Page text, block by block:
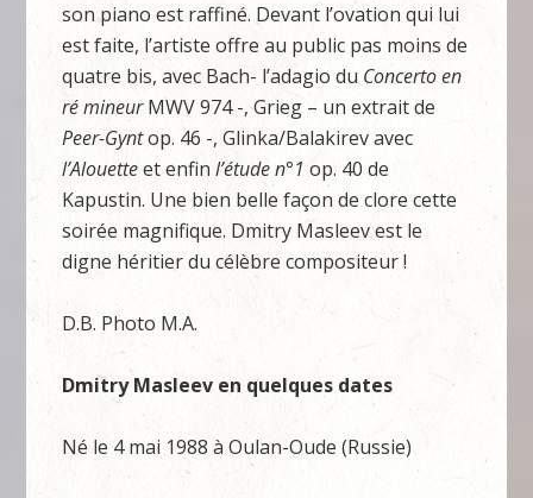
son piano est raffiné. Devant l’ovation qui lui
est faite, l’artiste offre au public pas moins de
quatre bis, avec Bach- l’adagio du Concerto en
rémineurMWV 974 -, Grieg – un extrait de
Peer-Gyntop. 46 -, Glinka/Balakirev avec
l’Alouetteet enfinl’étude n°1 op. 40 de
Kapustin. Une bien belle façon de clore cette
soirée magnifique. Dmitry Masleev est le
digne héritier du célèbre compositeur !
D.B. Photo M.A.
Dmitry Masleev en quelques dates
Né le 4 mai 1988 à Oulan-Oude (Russie)